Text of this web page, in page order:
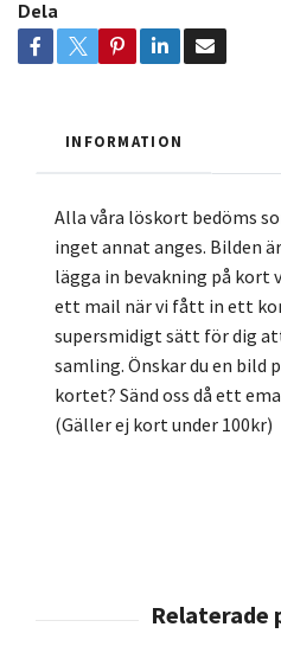
Dela
INFORMATION
Alla våra löskort bedöms
inget annat anges. Bilden
lägga in bevakning på kort
ett mail när vi fått in ett
supersmidigt sätt för dig
samling. Önskar du en bild
kortet? Sänd oss då ett
(Gäller ej kort under 100kr)